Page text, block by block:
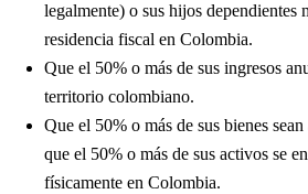
legalmente) o sus hijos dependientes
residencia fiscal en Colombia.
Que el 50% o más de sus ingresos
territorio colombiano.
Que el 50% o más de sus bienes
que el 50% o más de sus activos se
físicamente en Colombia.